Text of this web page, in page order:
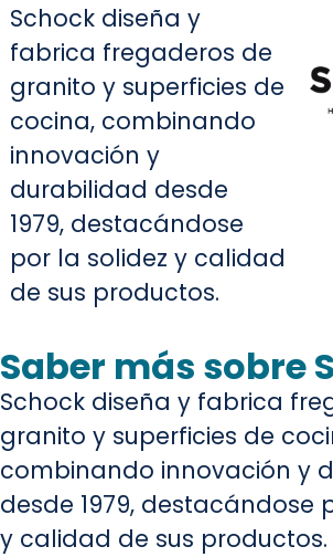
Schock diseña y
fabrica fregaderos de
granito y superficies de
cocina, combinando
innovación y
durabilidad desde
1979, destacándose
por la solidez y calidad
de sus productos.
Saber más sobre
Schock diseña y fabrica
granito y superficies de
combinando innovación y
desde 1979, destacándose
y calidad de sus productos.